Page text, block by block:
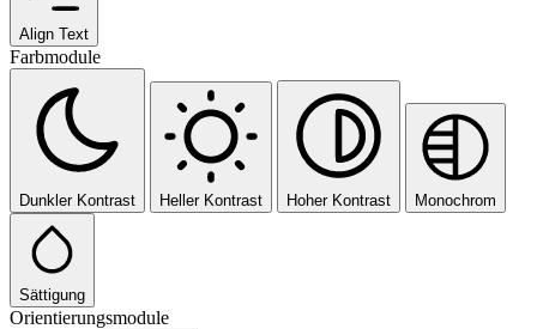
Align Text
Farbmodule
Dunkler Kontrast Heller Kontrast Hoher Kontrast Monochrom
Sättigung
Orientierungsmodule